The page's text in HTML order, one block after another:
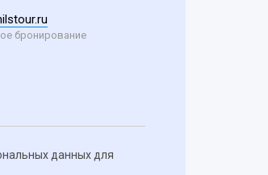
бронирование
данных для